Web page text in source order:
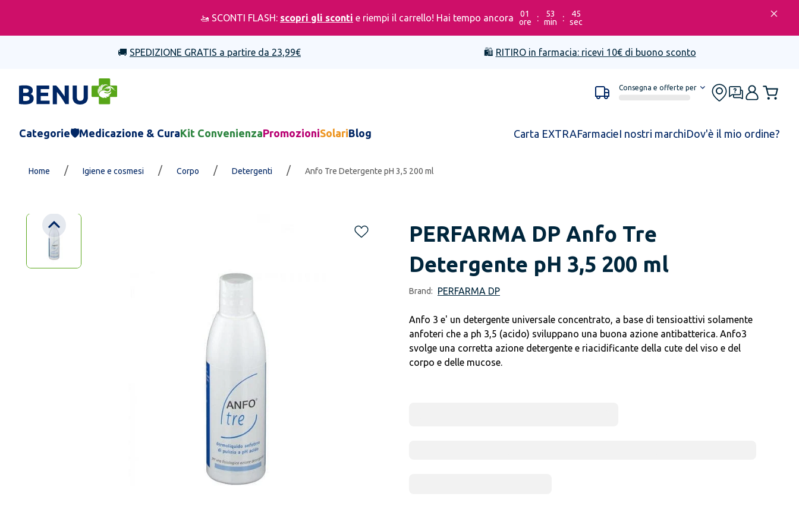
🚤 SCONTI FLASH: scopri gli sconti e riempi il carrello! Hai tempo ancora
01
ore
:
53
min
:
45
sec
🚚 SPEDIZIONE GRATIS a partire da 23,99€ 🛍️ RITIRO in farmacia: ricevi 10€ di buono sconto
Consegna e offerte per
Categorie🛡️Medicazione & CuraKit ConvenienzaPromozioniSolariBlog Carta EXTRAFarmacieI nostri marchiDov'è il mio ordine?
Home / Igiene e cosmesi / Corpo / Detergenti / Anfo Tre Detergente pH 3,5 200 ml
PERFARMA DP Anfo Tre
Detergente pH 3,5 200 ml
Brand: PERFARMA DP
Anfo 3 e' un detergente universale concentrato, a base di tensioattivi solamente
anfoteri che a ph 3,5 (acido) sviluppano una buona azione antibatterica. Anfo3
svolge una corretta azione detergente e riacidificante della cute del viso e del
corpo e delle mucose.